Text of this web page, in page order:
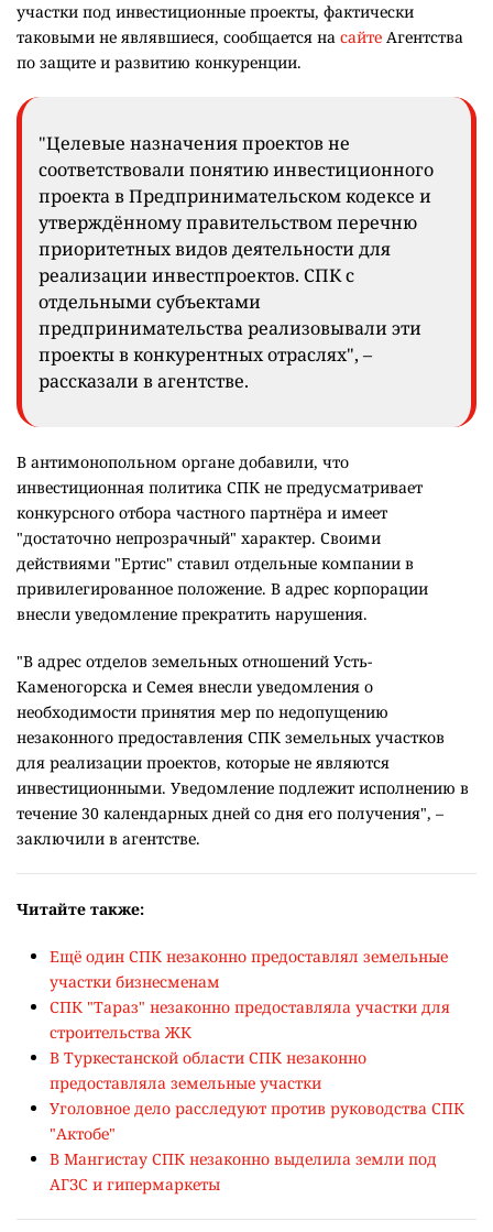
участки под инвестиционные проекты, фактически
таковыми не являвшиеся, сообщается на сайте Агентства
по защите и развитию конкуренции.
"Целевые назначения проектов не
соответствовали понятию инвестиционного
проекта в Предпринимательском кодексе и
утверждённому правительством перечню
приоритетных видов деятельности для
реализации инвестпроектов. СПК с
отдельными субъектами
предпринимательства реализовывали эти
проекты в конкурентных отраслях", –
рассказали в агентстве.
В антимонопольном органе добавили, что
инвестиционная политика СПК не предусматривает
конкурсного отбора частного партнёра и имеет
"достаточно непрозрачный" характер. Своими
действиями "Ертис" ставил отдельные компании в
привилегированное положение. В адрес корпорации
внесли уведомление прекратить нарушения.
"В адрес отделов земельных отношений Усть-
Каменогорска и Семея внесли уведомления о
необходимости принятия мер по недопущению
незаконного предоставления СПК земельных участков
для реализации проектов, которые не являются
инвестиционными. Уведомление подлежит исполнению в
течение 30 календарных дней со дня его получения", –
заключили в агентстве.
Читайте также:
Ещё один СПК незаконно предоставлял земельные
участки бизнесменам
СПК "Тараз" незаконно предоставляла участки для
строительства ЖК
В Туркестанской области СПК незаконно
предоставляла земельные участки
Уголовное дело расследуют против руководства СПК
"Актобе"
В Мангистау СПК незаконно выделила земли под
АГЗС и гипермаркеты